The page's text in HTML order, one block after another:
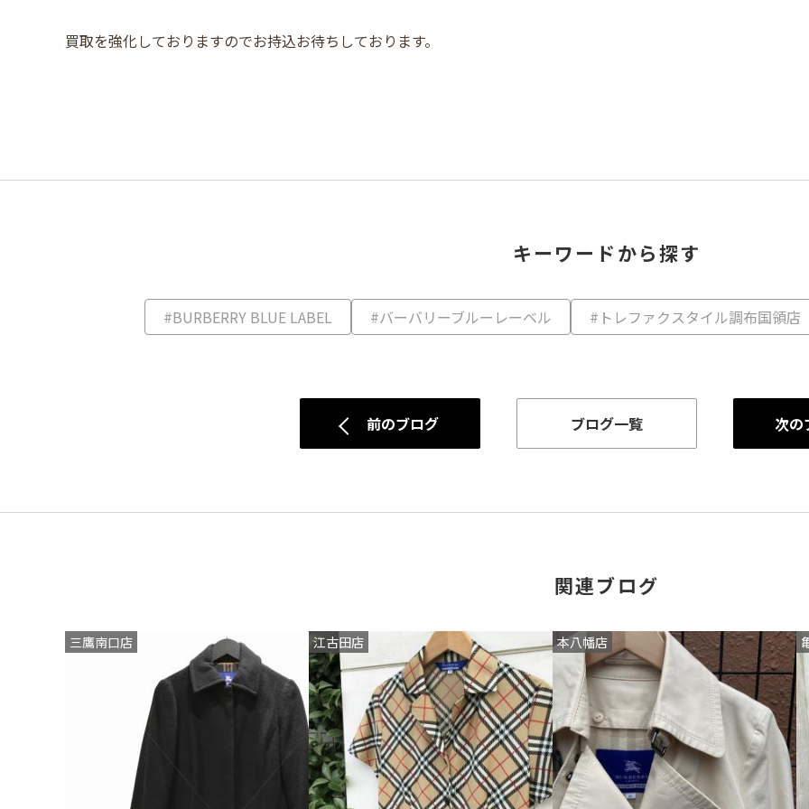
買取を強化しておりますのでお持込お待ちしております。
キーワードから探す
#BURBERRY BLUE LABEL #バーバリーブルーレーベル #トレファクスタイル調布国領店
前のブログ ブログ一覧 次の
関連ブログ
三鷹南口店 江古田店 本八幡店